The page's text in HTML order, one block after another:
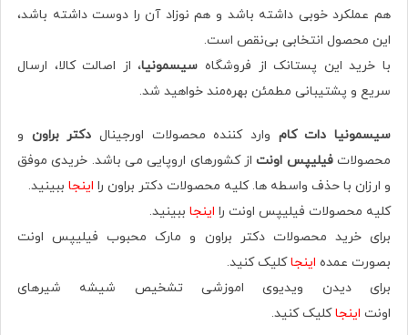
هم عملکرد خوبی داشته باشد و هم نوزاد آن را دوست داشته باشد،
این محصول انتخابی بی‌نقص است.
با خرید این پستانک از فروشگاه سیسمونیا، از اصالت کالا، ارسال
سریع و پشتیبانی مطمئن بهره‌مند خواهید شد.
سیسمونیا دات کام وارد کننده محصولات اورجینال دکتر براون و
محصولاتفیلیپس اونتاز کشورهای اروپایی می باشد. خریدی موفق
و ارزان با حذف واسطه ها. کلیه محصولات دکتر براون را اینجا ببینید.
کلیه محصولات فیلیپس اونت را اینجا ببینید.
برای خرید محصولات دکتر براون و مارک محبوب فیلیپس اونت
بصورت عمده اینجاکلیک کنید.
برای دیدن ویدیوی اموزشی تشخیص شیشه شیرهای
اونت اینجاکلیک کنید.